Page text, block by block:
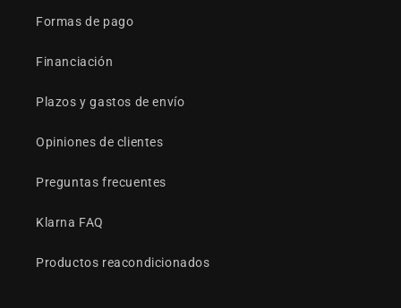
Formas de pago
Financiación
Plazos y gastos de envío
Opiniones de clientes
Preguntas frecuentes
Klarna FAQ
Productos reacondicionados